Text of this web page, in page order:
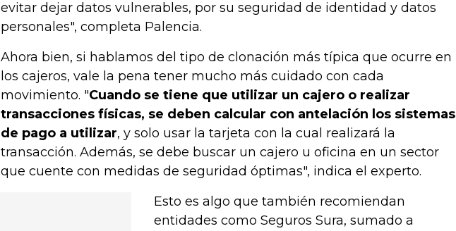
evitar dejar datos vulnerables, por su seguridad de identidad y datos
personales", completa Palencia.
Ahora bien, si hablamos del tipo de clonación más típica que ocurre en
los cajeros, vale la pena tener mucho más cuidado con cada
movimiento. "Cuando se tiene que utilizar un cajero o realizar
transacciones físicas, se deben calcular con antelación los sistemas
de pago a utilizar, y solo usar la tarjeta con la cual realizará la
transacción. Además, se debe buscar un cajero u oficina en un sector
que cuente con medidas de seguridad óptimas", indica el experto.
Esto es algo que también recomiendan
entidades como Seguros Sura, sumado a